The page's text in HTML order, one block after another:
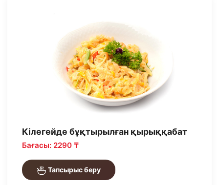
Кілегейде бұқтырылған қырыққабат
Бағасы: 2290 ₸
Тапсырыс беру